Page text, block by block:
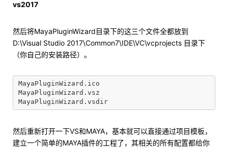
vs2017
然后将MayaPluginWizard目录下的这三个文件全都放到
D:\Visual Studio 2017\Common7\IDE\VC\vcprojects 目录下
（你自己的安装路径）。
MayaPluginWizard.ico
MayaPluginWizard.vsz
然后重新打开一下VS和MAYA，基本就可以直接通过项目模板，
建立一个简单的MAYA插件的工程了，其相关的所有配置都给你